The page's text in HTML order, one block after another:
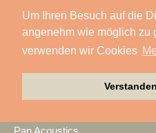
Um Ihren Besuch auf die
angenehm wie möglich zu
verwenden wir Cookies
Optocore
OS-VT
Otto Events
Palmer